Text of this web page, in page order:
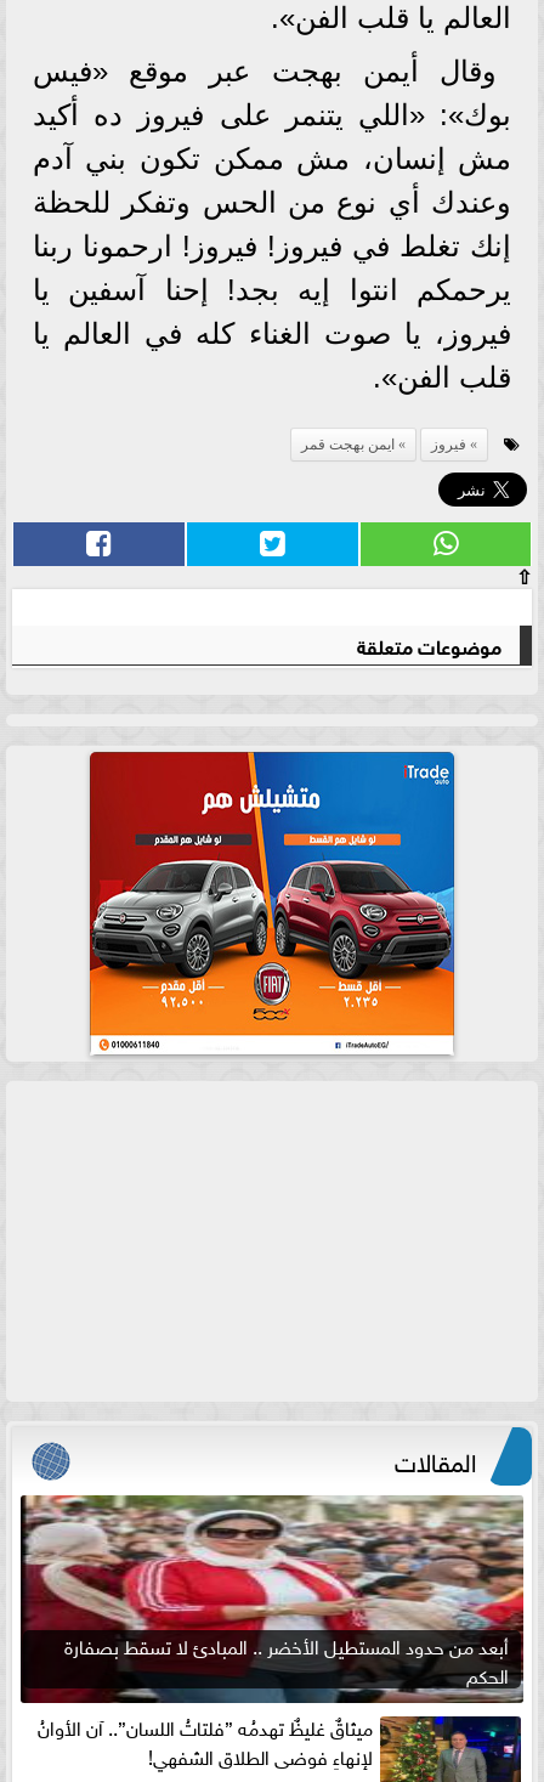
العالم يا قلب الفن».
وقال أيمن بهجت عبر موقع «فيس
بوك»: «اللي يتنمر على فيروز ده أكيد
مش إنسان، مش ممكن تكون بني آدم
وعندك أي نوع من الحس وتفكر للحظة
إنك تغلط في فيروز! فيروز! ارحمونا ربنا
يرحمكم انتوا إيه بجد! إحنا آسفين يا
فيروز، يا صوت الغناء كله في العالم يا
قلب الفن».
فيروز ايمن بهجت قمر
⇧
موضوعات متعلقة
المقالات
أبعد من حدود المستطيل الأخضر .. المبادئ لا تسقط بصفارة
الحكم
ميثاقٌ غليظٌ تهدمُه ”فلتاتُ اللسان”.. آن الأوانُ
لإنهاءِ فوضى الطلاق الشفهي!